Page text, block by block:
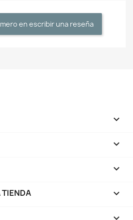
en escribir una reseña



TIENDA keyboard_arrow_down